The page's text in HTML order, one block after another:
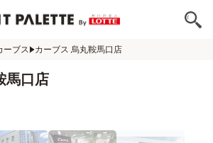
ーブス カーブス 烏丸鞍馬口店
馬口店